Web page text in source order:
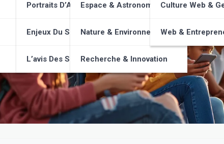
Portraits D’Athlètes
Enjeux Du Sport
L’avis Des Supporters
Espace & Astronomie
Nature & Environnement
Recherche & Innovation
Culture Web &
Web &